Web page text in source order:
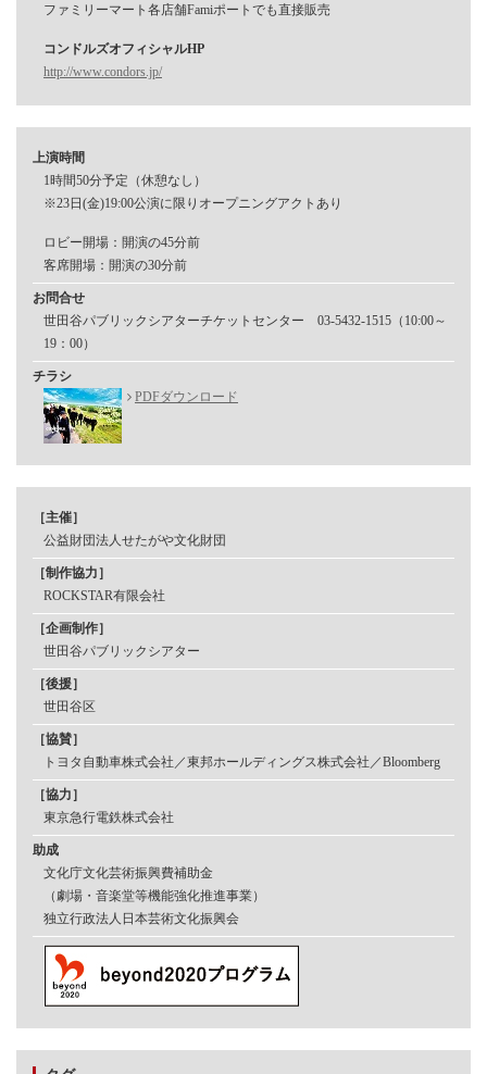
ファミリーマート各店舗Famiポートでも直接販売
コンドルズオフィシャルHP
http://www.condors.jp/
上演時間
1時間50分予定（休憩なし）
※23日(金)19:00公演に限りオープニングアクトあり
ロビー開場：開演の45分前
客席開場：開演の30分前
お問合せ
世田谷パブリックシアターチケットセンター 03-5432-1515（10:00～
19：00）
チラシ
PDFダウンロード
［主催］
公益財団法人せたがや文化財団
［制作協力］
ROCKSTAR有限会社
［企画制作］
世田谷パブリックシアター
［後援］
世田谷区
［協賛］
トヨタ自動車株式会社／東邦ホールディングス株式会社／Bloomberg
［協力］
東京急行電鉄株式会社
助成
文化庁文化芸術振興費補助金
（劇場・音楽堂等機能強化推進事業）
独立行政法人日本芸術文化振興会